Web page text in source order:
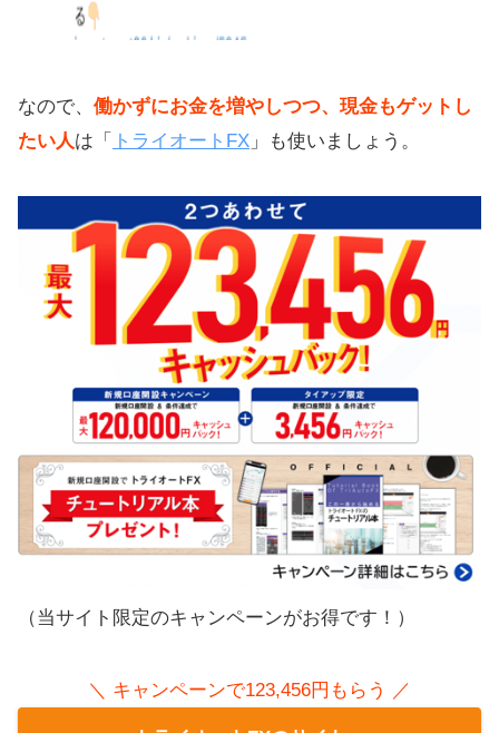
なので、 働かずにお金を増やしつつ、現金もゲットし
たい人は「 トライオートFX 」も使いましょう。
（当サイト限定のキャンペーンがお得です！）
＼ キャンペーンで123,456円もらう ／